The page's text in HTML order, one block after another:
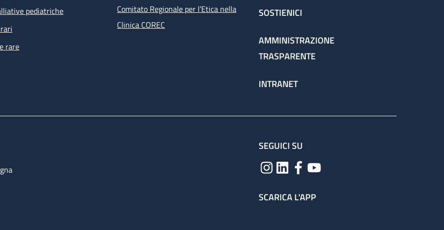
pediatriche
rare
Comitato Regionale per l’Etica nella
Clinica COREC
SOSTIENICI
AMMINISTRAZIONE
TRASPARENTE
INTRANET
SEGUICI SU
SCARICA L'APP